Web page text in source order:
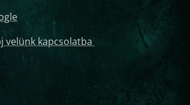
velünk kapcsolatba